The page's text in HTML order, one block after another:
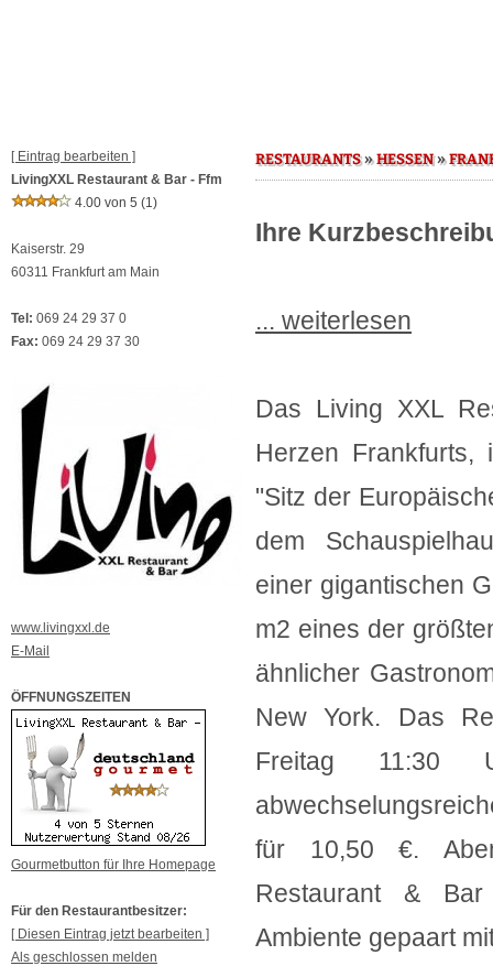
[ Eintrag bearbeiten ]
LivingXXL Restaurant & Bar - Ffm
4.00 von 5 (1)
Kaiserstr. 29
60311 Frankfurt am Main
Tel: 069 24 29 37 0
Fax: 069 24 29 37 30
www.livingxxl.de
E-Mail
ÖFFNUNGSZEITEN
Gourmetbutton für Ihre Homepage
Für den Restaurantbesitzer:
[ Diesen Eintrag jetzt bearbeiten ]
Als geschlossen melden
RESTAURANTS»HESSEN»
Ihre
... weiterlesen
Das Living XXL
Herzen Frankfurts,
"Sitz der
dem
einer gigantischen
m2 eines der
ähnlicher
New York. Das
Freitag
für 10,50 €.
Restaurant &
Ambiente gepaart